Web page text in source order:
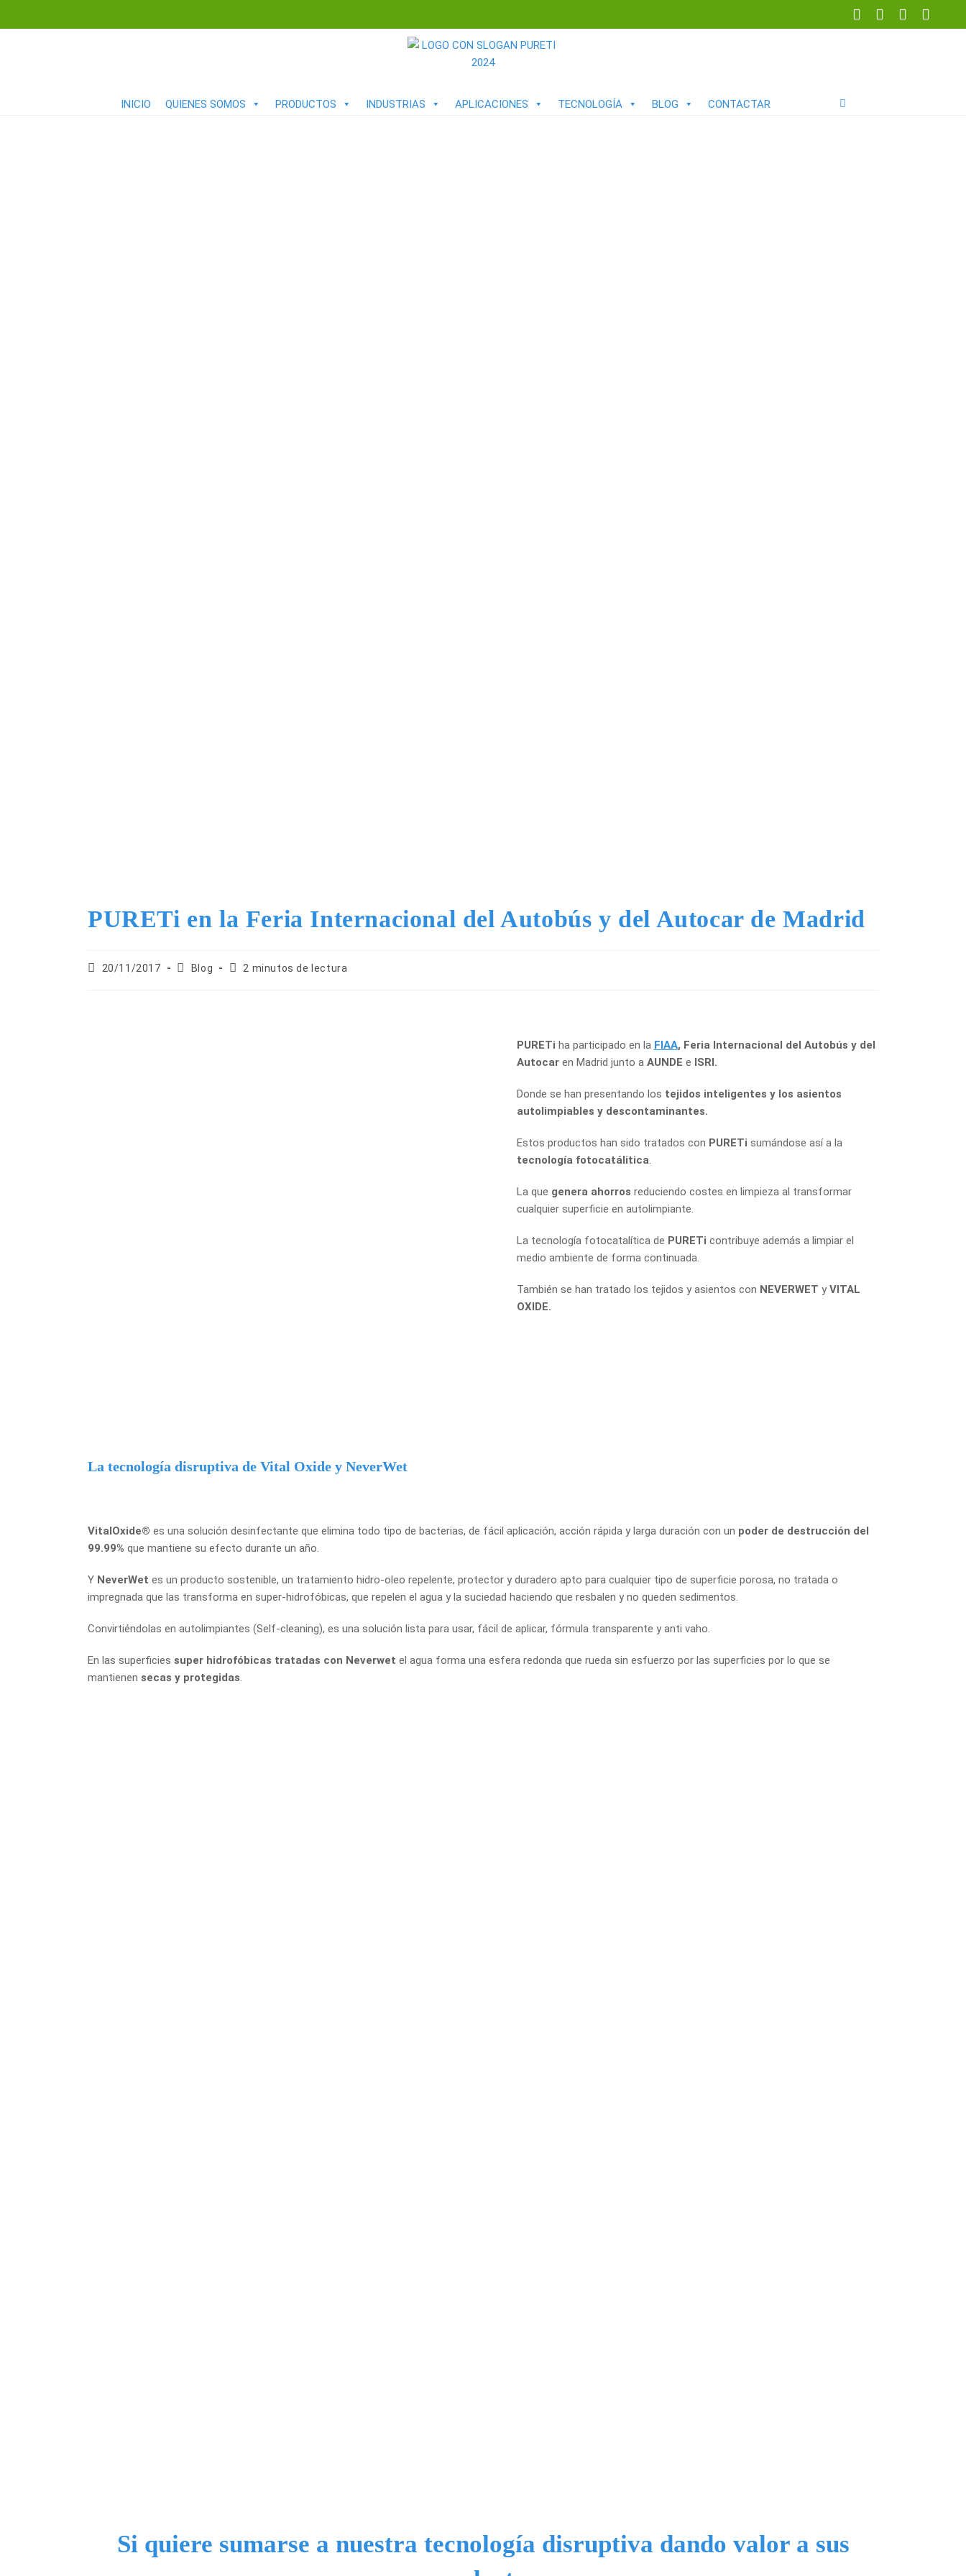
INICIO QUIENES SOMOS PRODUCTOS INDUSTRIAS APLICACIONES TECNOLOGÍA BLOG CONTACTAR
PURETi en la Feria Internacional del Autobús y del Autocar de Madrid
20/11/2017 Blog 2 minutos de lectura
PURETi ha participado en la FIAA, Feria Internacional del Autobús y del
Autocaren Madrid junto a AUNDE e ISRI.
Donde se han presentando los tejidos inteligentes y los asientos
autolimpiables y descontaminantes.
Estos productos han sido tratados con PURETi sumándose así a la
tecnología fotocatálitica.
La que genera ahorros reduciendo costes en limpieza al transformar
cualquier superficie en autolimpiante.
La tecnología fotocatalítica de PURETi contribuye además a limpiar el
medio ambiente de forma continuada.
También se han tratado los tejidos y asientos con NEVERWET y VITAL
OXIDE.
La tecnología disruptiva de Vital Oxide y NeverWet
VitalOxide® es una solución desinfectante que elimina todo tipo de bacterias, de fácil aplicación, acción rápida y larga duración con un poder de destrucción del
99.99% que mantiene su efecto durante un año.
Y NeverWet es un producto sostenible, un tratamiento hidro-oleo repelente, protector y duradero apto para cualquier tipo de superficie porosa, no tratada o
impregnada que las transforma en super-hidrofóbicas, que repelen el agua y la suciedad haciendo que resbalen y no queden sedimentos.
Convirtiéndolas en autolimpiantes (Self-cleaning), es una solución lista para usar, fácil de aplicar, fórmula transparente y anti vaho.
En las superficies super hidrofóbicas tratadas con Neverwet el agua forma una esfera redonda que rueda sin esfuerzo por las superficies por lo que se
mantienen secas y protegidas.
Si quiere sumarse a nuestra tecnología disruptiva dando valor a sus